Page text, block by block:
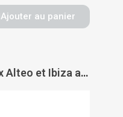
Ajouter au panier
Support sèche-cheveux Alteo et Ibiza antivol mural - JVD